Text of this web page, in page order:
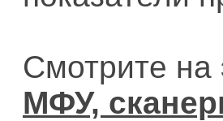
Смотрите на
МФУ,